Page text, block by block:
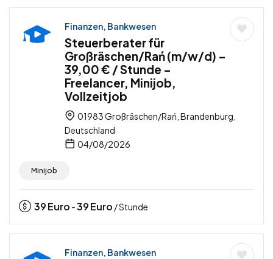
Finanzen, Bankwesen
Steuerberater für
Großräschen/Rań (m/w/d) –
39,00 € / Stunde –
Freelancer, Minijob,
Vollzeitjob
01983 Großräschen/Rań, Brandenburg,
Deutschland
04/08/2026
Minijob
39Euro -39Euro / Stunde
Finanzen, Bankwesen